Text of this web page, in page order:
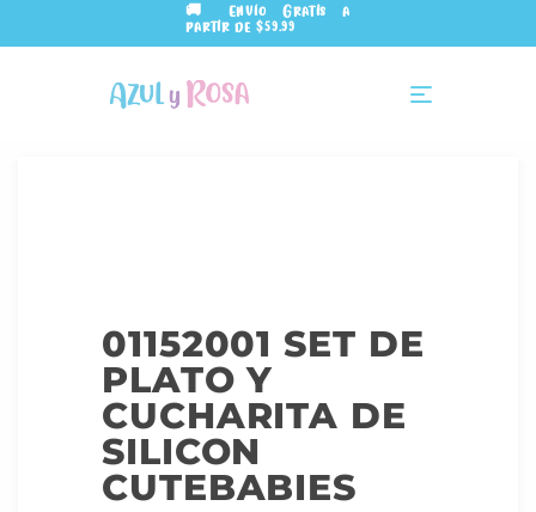
🚚 Envío Gratis a
partir de $59.99
01152001 SET DE
PLATO Y
CUCHARITA DE
SILICON
CUTEBABIES